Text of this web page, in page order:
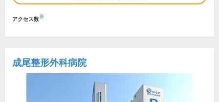
アクセス数※
成尾整形外科病院